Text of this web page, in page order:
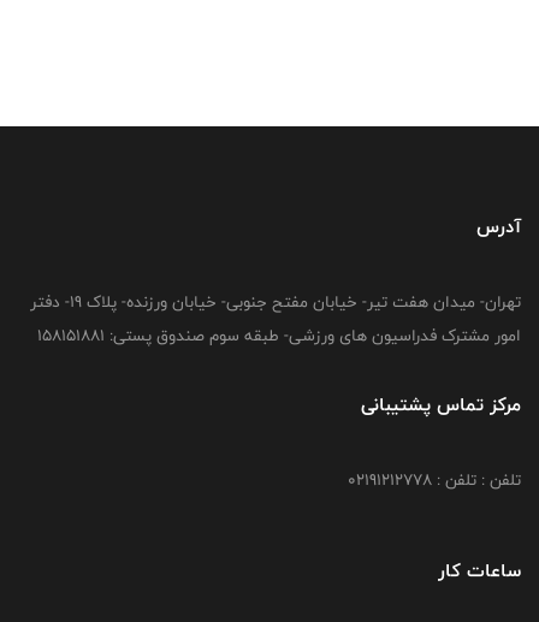
آدرس
تهران- میدان هفت تیر- خیابان مفتح جنوبی- خیابان ورزنده- پلاک 19- دفتر
امور مشترک فدراسیون های ورزشی- طبقه سوم صندوق پستی: 158151881
مرکز تماس پشتیبانی
تلفن : تلفن : 02191212778
ساعات کار